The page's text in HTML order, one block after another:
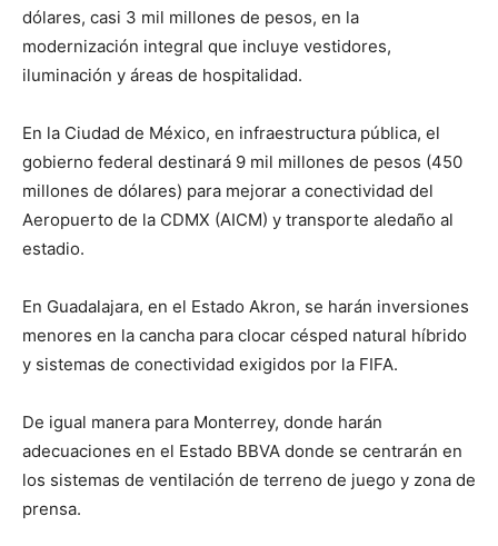
dólares, casi 3 mil millones de pesos, en la
modernización integral que incluye vestidores,
iluminación y áreas de hospitalidad.
En la Ciudad de México, en infraestructura pública, el
gobierno federal destinará 9 mil millones de pesos (450
millones de dólares) para mejorar a conectividad del
Aeropuerto de la CDMX (AICM) y transporte aledaño al
estadio.
En Guadalajara, en el Estado Akron, se harán inversiones
menores en la cancha para clocar césped natural híbrido
y sistemas de conectividad exigidos por la FIFA.
De igual manera para Monterrey, donde harán
adecuaciones en el Estado BBVA donde se centrarán en
los sistemas de ventilación de terreno de juego y zona de
prensa.